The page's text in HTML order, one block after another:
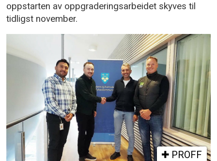
oppstarten av oppgraderingsarbeidet skyves til
tidligst november.
PROFF